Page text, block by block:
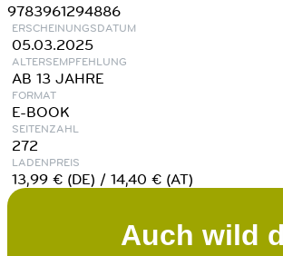
9783961294886
ERSCHEINUNGSDATUM
05.03.2025
ALTERSEMPFEHLUNG
AB 13 JAHRE
FORMAT
E-BOOK
SEITENZAHL
272
LADENPREIS
13,99 € (DE) / 14,40 € (AT)
Auch wild